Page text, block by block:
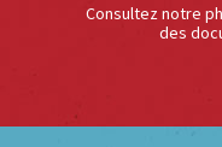
Consultez notre
des